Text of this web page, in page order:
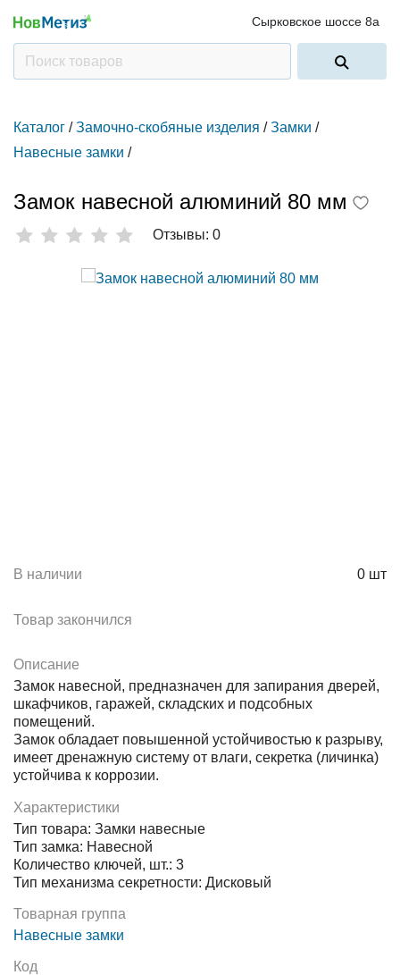
Сырковское шоссе 8а
Каталог / Замочно-скобяные изделия / Замки /
Навесные замки /
Замок навесной алюминий 80 мм
Отзывы: 0
В наличии 0 шт
Товар закончился
Описание
Замок навесной, предназначен для запирания дверей,
шкафчиков, гаражей, складских и подсобных
помещений.
Замок обладает повышенной устойчивостью к разрыву,
имеет дренажную систему от влаги, секретка (личинка)
устойчива к коррозии.
Характеристики
Тип товара: Замки навесные
Тип замка: Навесной
Количество ключей, шт.: 3
Тип механизма секретности: Дисковый
Товарная группа
Навесные замки
Код